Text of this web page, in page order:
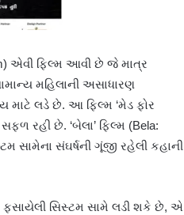
એવી ફિલ્મ આવી છે જે માત્ર
મહિલાની અસાધારણ
માટે લડે છે. આ ફિલ્મ ‘મેડ ફોર
રહી છે. ‘બેલા’ ફિલ્મ (Bela:
સામેના સંઘર્ષની ગૂંજી રહેલી કહાની
ફસાયેલી સિસ્ટમ સામે લડી શકે છે, એ